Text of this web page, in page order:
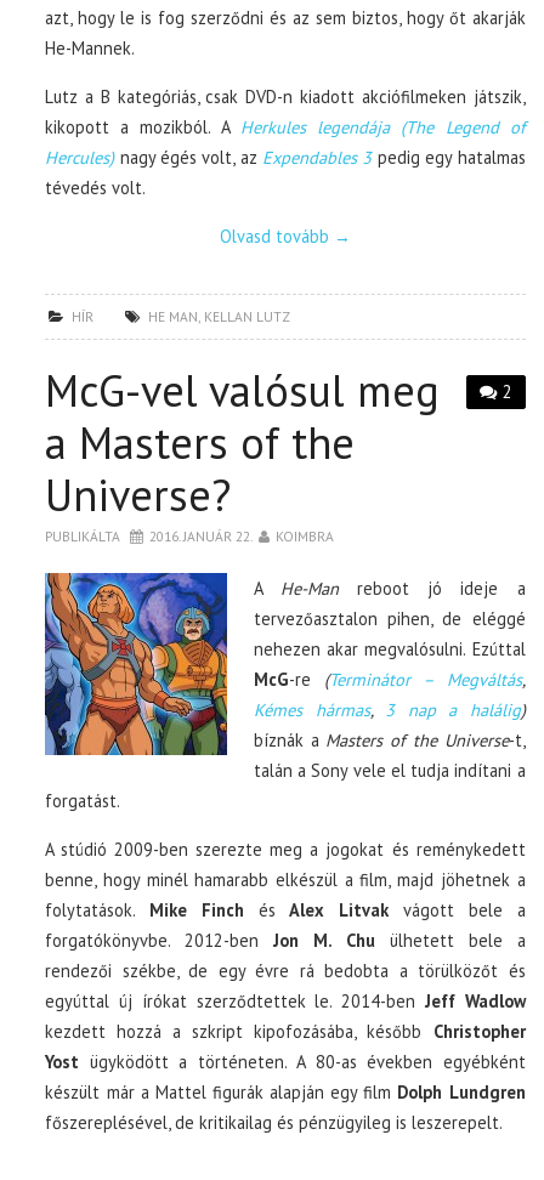
azt, hogy le is fog szerződni és az sem biztos, hogy őt akarják
He-Mannek.
Lutz a B kategóriás, csak DVD-n kiadott akciófilmeken játszik,
kikopott a mozikból. A Herkules legendája (The Legend of
Hercules)nagy égés volt, az Expendables 3pedig egy hatalmas
tévedés volt.
Olvasd tovább →
HÍR HE MAN, KELLAN LUTZ
2
McG-vel valósul meg
a Masters of the
Universe?
PUBLIKÁLTA 2016. JANUÁR 22. KOIMBRA
A He-Manreboot jó ideje a
tervezőasztalon pihen, de eléggé
nehezen akar megvalósulni. Ezúttal
McG-re (Terminátor – Megváltás,
Kémes hármas, 3 nap a halálig)
bíznák a Masters of the Universe-t,
talán a Sony vele el tudja indítani a
forgatást.
A stúdió 2009-ben szerezte meg a jogokat és reménykedett
benne, hogy minél hamarabb elkészül a film, majd jöhetnek a
folytatások. Mike Finch ésAlex Litvak vágott bele a
forgatókönyvbe. 2012-benJon M. Chuülhetett bele a
rendezői székbe, de egy évre rá bedobta a törülközőt és
egyúttal új írókat szerződtettek le. 2014-ben Jeff Wadlow
kezdett hozzá a szkript kipofozásába, később Christopher
Yost ügyködött a történeten. A 80-as években egyébként
készült már a Mattel figurák alapján egy film Dolph Lundgren
főszereplésével, de kritikailag és pénzügyileg is leszerepelt.